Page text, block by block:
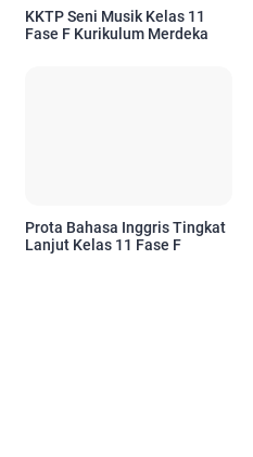
KKTP Seni Musik Kelas 11
Fase F Kurikulum Merdeka
Prota Bahasa Inggris Tingkat
Lanjut Kelas 11 Fase F